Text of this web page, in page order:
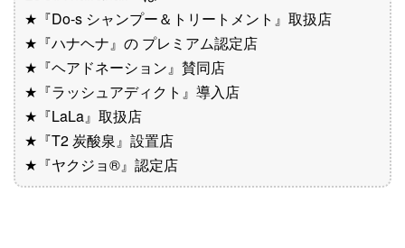
★『Do-s シャンプー＆トリートメント』取扱店
★『ハナヘナ』の プレミアム認定店
★『ヘアドネーション』賛同店
★『ラッシュアディクト』導入店
★『LaLa』取扱店
★『T2 炭酸泉』設置店
★『ヤクジョ®︎』認定店